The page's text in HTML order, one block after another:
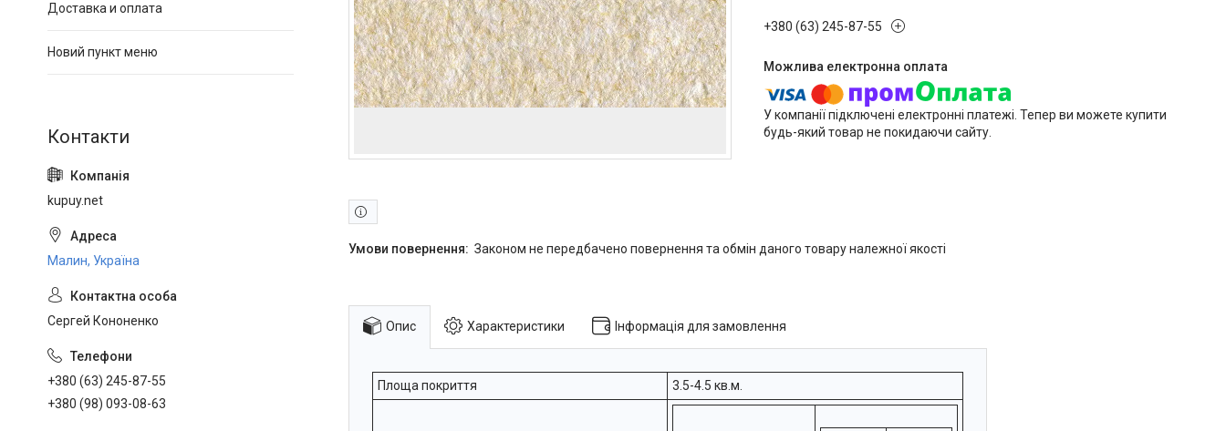
+380 (63) 245-87-55
У компанії підключені електронні платежі. Тепер ви можете купити
будь-який товар не покидаючи сайту.
Законом не передбачено повернення та обмін даного товару належної якості
Опис Характеристики Інформація для замовлення
Площа покриття 3.5-4.5 кв.м.
Доставка и оплата
Новий пункт меню
kupuy.net
Малин, Україна
Сергей Кононенко
+380 (63) 245-87-55
+380 (98) 093-08-63